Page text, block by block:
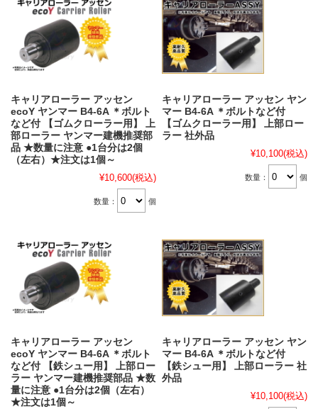
キャリアローラー アッセン
ecoY ヤンマー B4-6A ＊ボルト
など付 【ゴムクローラー用】 上
部ローラー ヤンマー建機推奨部
品 ★数量に注意 ●1台分は2個
（左右）★注文は1個～
¥10,600(税込)
数量： 個
キャリアローラー アッセン ヤン
マー B4-6A ＊ボルトなど付
【ゴムクローラー用】 上部ロー
ラー 社外品
¥10,100(税込)
数量： 個
キャリアローラー アッセン
ecoY ヤンマー B4-6A ＊ボルト
など付 【鉄シュー用】 上部ロー
ラー ヤンマー建機推奨部品 ★数
量に注意 ●1台分は2個（左右）
★注文は1個～
キャリアローラー アッセン ヤン
マー B4-6A ＊ボルトなど付
【鉄シュー用】 上部ローラー 社
外品
¥10,100(税込)